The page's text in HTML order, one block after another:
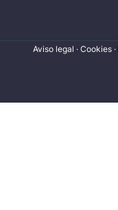
Aviso legal · Cookies·